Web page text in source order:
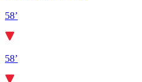
58’
58’